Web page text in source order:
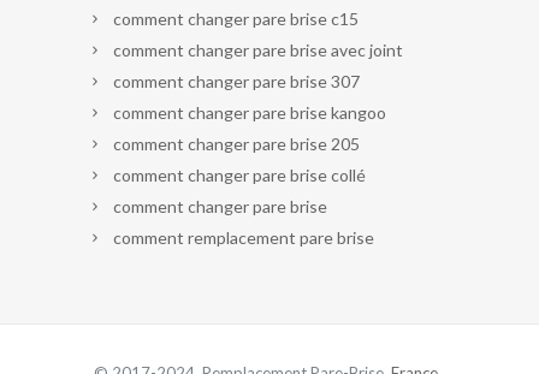
comment changer pare brise c15
comment changer pare brise avec joint
comment changer pare brise 307
comment changer pare brise kangoo
comment changer pare brise 205
comment changer pare brise collé
comment changer pare brise
comment remplacement pare brise